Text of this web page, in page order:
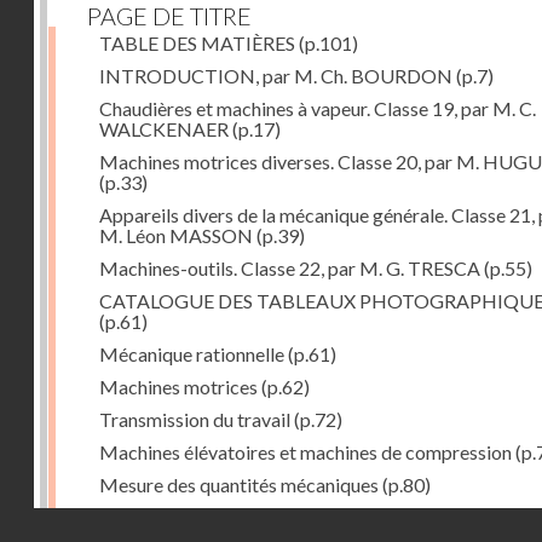
PAGE DE TITRE
TABLE DES MATIÈRES (p.101)
INTRODUCTION, par M. Ch. BOURDON (p.7)
Chaudières et machines à vapeur. Classe 19, par M. C.
WALCKENAER (p.17)
Machines motrices diverses. Classe 20, par M.
(p.33)
Appareils divers de la mécanique générale. Classe 21,
M. Léon MASSON (p.39)
Machines-outils. Classe 22, par M. G. TRESCA (p.55)
CATALOGUE DES TABLEAUX
(p.61)
Mécanique rationnelle(p.61)
Machines motrices (p.62)
Transmission du travail(p.72)
Machines élévatoires et machines de compression
Mesure des quantités mécaniques (p.80)